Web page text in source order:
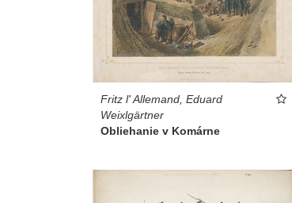
Fritz l' Allemand, Eduard
Weixlgärtner
Obliehanie v Komárne